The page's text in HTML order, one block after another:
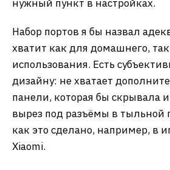
нужный пункт в настройках.
Набор портов я бы назвал
хватит как для домашнего,
использования. Есть
дизайну: не хватает
панели, которая бы скрывала
вырез под разъёмы в тыльной
как это сделано, например, в
Xiaomi.